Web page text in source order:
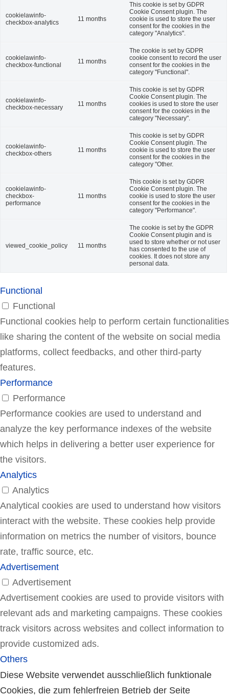
Diese Website verwendet ausschließlich funktionale
Cookies, die zum fehlerfreien Betrieb der Seite
cookielawinfo-
checkbox-analytics
11 months
This cookie is set by GDPR
Cookie Consent plugin. The
cookie is used to store the user
consent for the cookies in the
category "Analytics".
cookielawinfo-
checkbox-functional
11 months
The cookie is set by GDPR
cookie consent to record the user
consent for the cookies in the
category "Functional".
cookielawinfo-
checkbox-necessary
11 months
This cookie is set by GDPR
Cookie Consent plugin. The
cookies is used to store the user
consent for the cookies in the
category "Necessary".
cookielawinfo-
checkbox-others
11 months
This cookie is set by GDPR
Cookie Consent plugin. The
cookie is used to store the user
consent for the cookies in the
category "Other.
cookielawinfo-
checkbox-
performance
11 months
This cookie is set by GDPR
Cookie Consent plugin. The
cookie is used to store the user
consent for the cookies in the
category "Performance".
viewed_cookie_policy 11 months
The cookie is set by the GDPR
Cookie Consent plugin and is
used to store whether or not user
has consented to the use of
cookies. It does not store any
personal data.
Functional
Functional
Functional cookies help to perform certain functionalities
like sharing the content of the website on social media
platforms, collect feedbacks, and other third-party
features.
Performance
Performance
Performance cookies are used to understand and
analyze the key performance indexes of the website
which helps in delivering a better user experience for
the visitors.
Analytics
Analytics
Analytical cookies are used to understand how visitors
interact with the website. These cookies help provide
information on metrics the number of visitors, bounce
rate, traffic source, etc.
Advertisement
Advertisement
Advertisement cookies are used to provide visitors with
relevant ads and marketing campaigns. These cookies
track visitors across websites and collect information to
provide customized ads.
Others
Others
Other uncategorized cookies are those that are being